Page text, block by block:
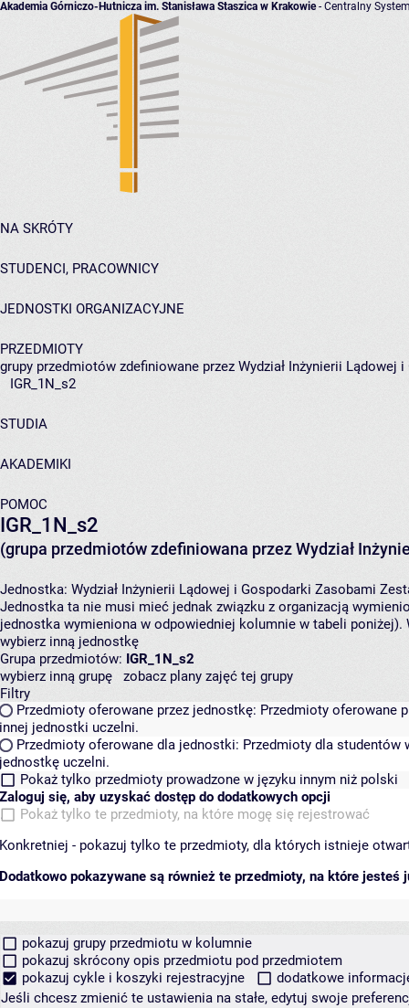
Akademia Górniczo-Hutnicza im. Stanisława Staszica w Krakowie- Centralny
NA SKRÓTY
STUDENCI, PRACOWNICY
JEDNOSTKI ORGANIZACYJNE
PRZEDMIOTY
grupy przedmiotów zdefiniowane przez Wydział Inżynierii Lądowej
IGR_1N_s2
STUDIA
AKADEMIKI
POMOC
IGR_1N_s2
(grupa przedmiotów zdefiniowana przez Wydział
Jednostka: Wydział Inżynierii Lądowej i Gospodarki Zasobami
Jednostka ta nie musi mieć jednak związku z organizacją
jednostka wymieniona w odpowiedniej kolumnie w tabeli
wybierz inną jednostkę
Grupa przedmiotów: IGR_1N_s2
wybierz inną grupę
zobacz plany zajęć tej grupy
Filtry
Przedmioty oferowane przez jednostkę: Przedmioty oferowane
innej jednostki uczelni.
Przedmioty oferowane dla jednostki: Przedmioty dla studentów
jednostkę uczelni.
Pokaż tylko przedmioty prowadzone w języku innym niż polski
Zaloguj się, aby uzyskać dostęp do dodatkowych opcji
Pokaż tylko te przedmioty, na które mogę się rejestrować
Konkretniej - pokazuj tylko te przedmioty, dla których istnieje
Dodatkowo pokazywane są również te przedmioty, na które jesteś
pokazuj grupy przedmiotu w kolumnie
pokazuj skrócony opis przedmiotu pod przedmiotem
pokazuj cykle i koszyki rejestracyjne
dodatkowe
Jeśli chcesz zmienić te ustawienia na stałe, edytuj swoje